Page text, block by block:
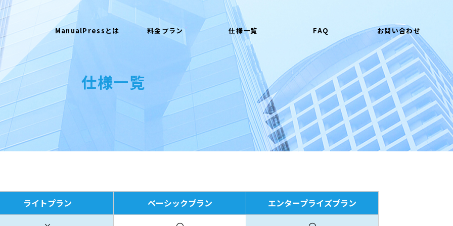
ManualPressとは 料金プラン 仕様一覧 FAQ お問い合わせ
仕様一覧
ライトプラン ベーシックプラン
エンタープライズプラン